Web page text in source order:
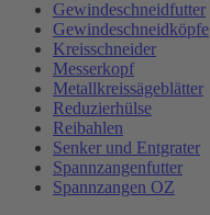
Gewindeschneidfutter
Gewindeschneidköpfe
Kreisschneider
Messerkopf
Metallkreissägeblätter
Reduzierhülse
Reibahlen
Senker und Entgrater
Spannzangenfutter
Spannzangen OZ